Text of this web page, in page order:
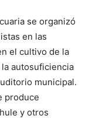
se organizó
en las
el cultivo de la
autosuficiencia
municipal.
produce
y otros